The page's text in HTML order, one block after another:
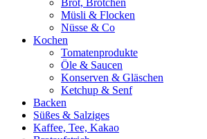
Brot, Brötchen
Müsli & Flocken
Nüsse & Co
Kochen
Tomatenprodukte
Öle & Saucen
Konserven & Gläschen
Ketchup & Senf
Backen
Süßes & Salziges
Kaffee, Tee, Kakao